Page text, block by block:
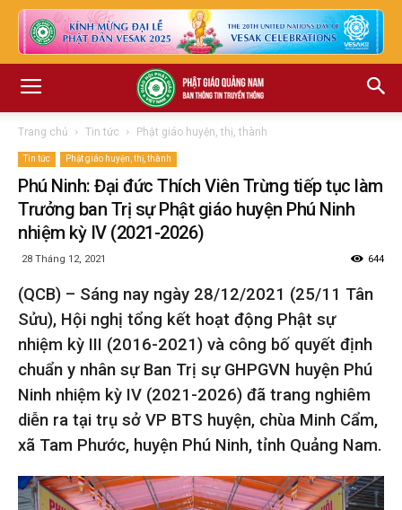
Trang chủ Tin tức Phật giáo huyện, thị, thành
Tin tức Phật giáo huyện, thị, thành
Phú Ninh: Đại đức Thích Viên Trừng tiếp tục làm
Trưởng ban Trị sự Phật giáo huyện Phú Ninh
nhiệm kỳ IV (2021-2026)
28 Tháng 12, 2021 644
(QCB) – Sáng nay ngày 28/12/2021 (25/11 Tân
Sửu), Hội nghị tổng kết hoạt động Phật sự
nhiệm kỳ III (2016-2021) và công bố quyết định
chuẩn y nhân sự Ban Trị sự GHPGVN huyện Phú
Ninh nhiệm kỳ IV (2021-2026) đã trang nghiêm
diễn ra tại trụ sở VP BTS huyện, chùa Minh Cẩm,
xã Tam Phước, huyện Phú Ninh, tỉnh Quảng Nam.